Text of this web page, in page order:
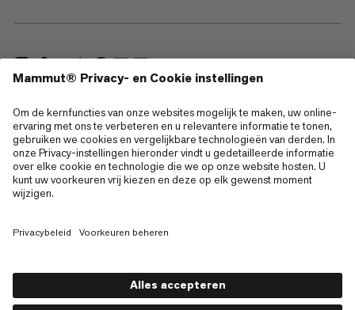
—
Sitemap
Cookies
Juridische kennisgeving